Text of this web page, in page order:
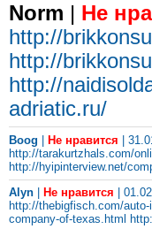
Norm | Не
http://
http://
http://
adriatic.ru/
Boog Не нравится |
http://tarakurtzhals.com/
http://hyipinterview.net/
Alyn
Не нравится |
http://thebigfisch.com/auto-
company-of-texas.html